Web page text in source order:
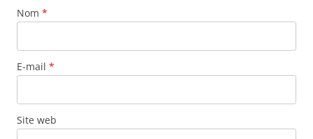
Nom *
E-mail *
Site web